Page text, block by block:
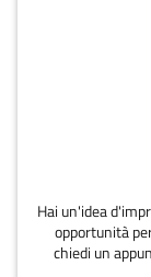
Hai un'idea
opportunità
chiedi un